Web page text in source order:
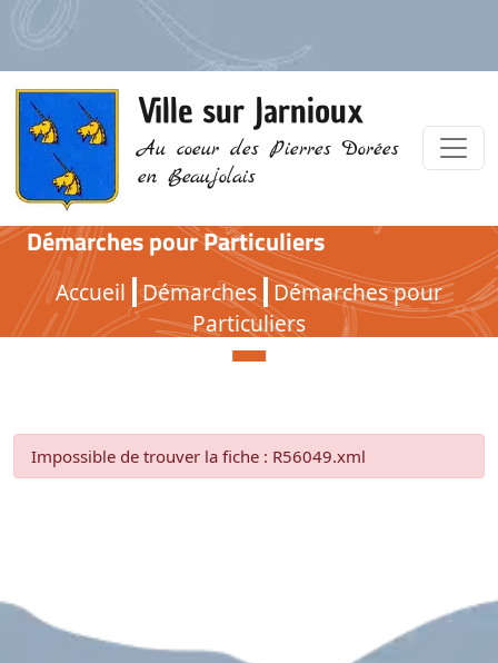
Ville sur Jarnioux
Au coeur des Pierres Dorées
en Beaujolais
Démarches pour Particuliers
Accueil Démarches Démarches pour
Particuliers
Démarches pour Particuliers
Impossible de trouver la fiche : R56049.xml